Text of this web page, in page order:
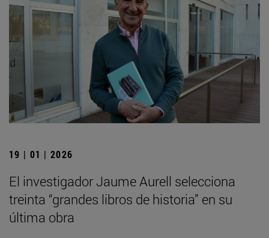
19 | 01 | 2026
El investigador Jaume Aurell selecciona
treinta “grandes libros de historia” en su
última obra